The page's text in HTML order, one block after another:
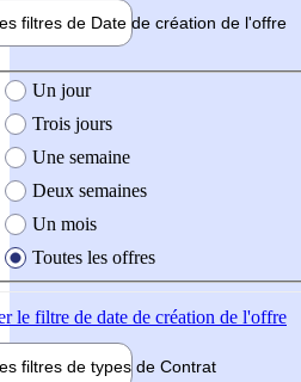
filtres de Date de création de l'offre
création de l'offre
Un jour
Trois jours
Une semaine
Deux semaines
Un mois
Toutes les offres
le filtre de date de création de l'offre
filtres de types de Contrat